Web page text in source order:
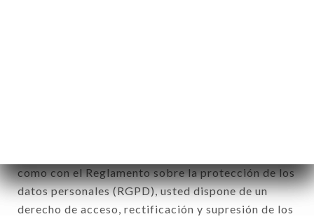
como con el Reglamento sobre la protección de los
datos personales (RGPD), usted dispone de un
derecho de acceso, rectificación y supresión de los